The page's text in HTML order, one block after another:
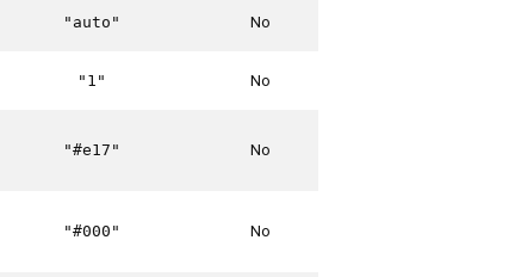
"auto" No
"1" No
"#e17" No
"#000" No